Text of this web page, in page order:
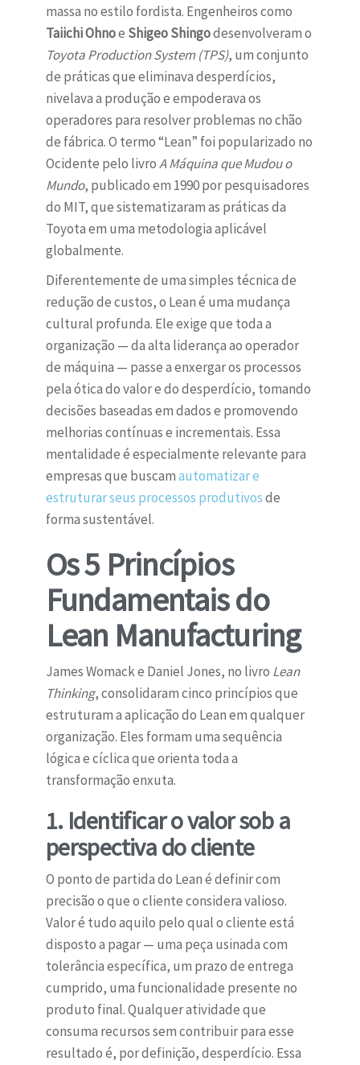
massa no estilo fordista. Engenheiros como
Taiichi Ohnoe Shigeo Shingodesenvolveram o
Toyota Production System (TPS), um conjunto
de práticas que eliminava desperdícios,
nivelava a produção e empoderava os
operadores para resolver problemas no chão
de fábrica. O termo “Lean” foi popularizado no
Ocidente pelo livroA Máquina que Mudou o
Mundo, publicado em 1990 por pesquisadores
do MIT, que sistematizaram as práticas da
Toyota em uma metodologia aplicável
globalmente.
Diferentemente de uma simples técnica de
redução de custos, o Lean é uma mudança
cultural profunda. Ele exige que toda a
organização — da alta liderança ao operador
de máquina — passe a enxergar os processos
pela ótica do valor e do desperdício, tomando
decisões baseadas em dados e promovendo
melhorias contínuas e incrementais. Essa
mentalidade é especialmente relevante para
empresas que buscamautomatizar e
estruturar seus processos produtivosde
forma sustentável.
Os 5 Princípios
Fundamentais do
Lean Manufacturing
James Womack e Daniel Jones, no livro Lean
Thinking, consolidaram cinco princípios que
estruturam a aplicação do Lean em qualquer
organização. Eles formam uma sequência
lógica e cíclica que orienta toda a
transformação enxuta.
1. Identificar o valor sob a
perspectiva do cliente
O ponto de partida do Lean é definir com
precisão o que o cliente considera valioso.
Valor é tudo aquilo pelo qual o cliente está
disposto a pagar — uma peça usinada com
tolerância específica, um prazo de entrega
cumprido, uma funcionalidade presente no
produto final. Qualquer atividade que
consuma recursos sem contribuir para esse
resultado é, por definição, desperdício. Essa